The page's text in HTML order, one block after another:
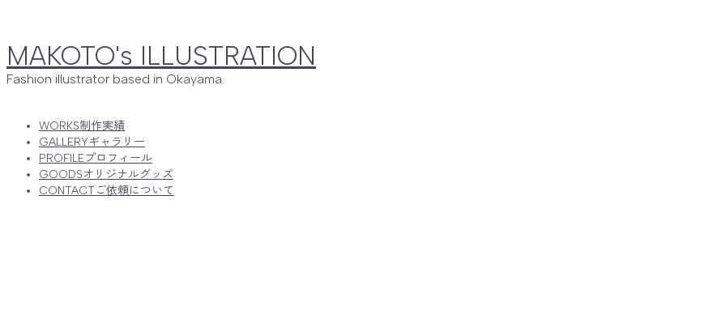
MAKOTO's ILLUSTRATION
Fashion illustrator based in Okayama.
WORKS制作実績
GALLERYギャラリー
PROFILEプロフィール
GOODSオリジナルグッズ
CONTACT ご依頼について